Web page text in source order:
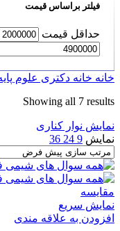
فیلتر براساس قیمت
حداقل قیمت
خانه خانه دکتری علوم
Showing all 7 results
نمایش نوار کناری
نمایش 9
24
36
مقايسه
نمایش سریع
افزودن به علاقه مندی